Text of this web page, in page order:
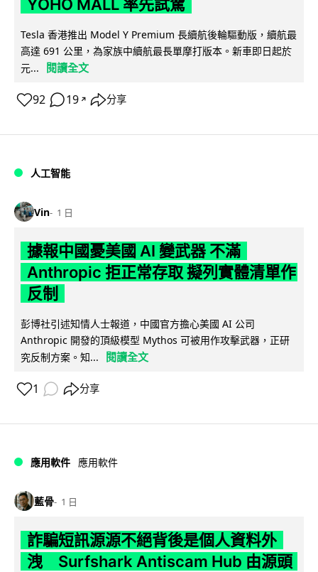
YOHO MALL 率先試駕
Tesla 香港推出 Model Y Premium 長續航後輪驅動版，續航最
高達 691 公里，為家族中續航最長單摩打版本。新車即日起於
元...
閱讀全文
92 19 ↗ 分享
人工智能
Vin 1 日
據報中國憂美國 AI 變武器 不滿
Anthropic 拒正常存取 擬列實體清單作
反制
彭博社引述知情人士報道，中國官方擔心美國 AI 公司
Anthropic 開發的頂級模型 Mythos 可被用作攻擊武器，正研
究反制方案。知...
閱讀全文
1 分享
應用軟件 應用軟件
藍骨 1 日
詐騙短訊源源不絕背後是個人資料外
洩 Surfshark Antiscam Hub 由源頭